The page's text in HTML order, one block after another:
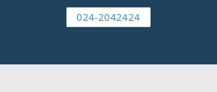
024-2042424